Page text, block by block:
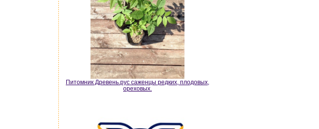
Питомник Древень.рус саженцы редких, плодовых,
ореховых.